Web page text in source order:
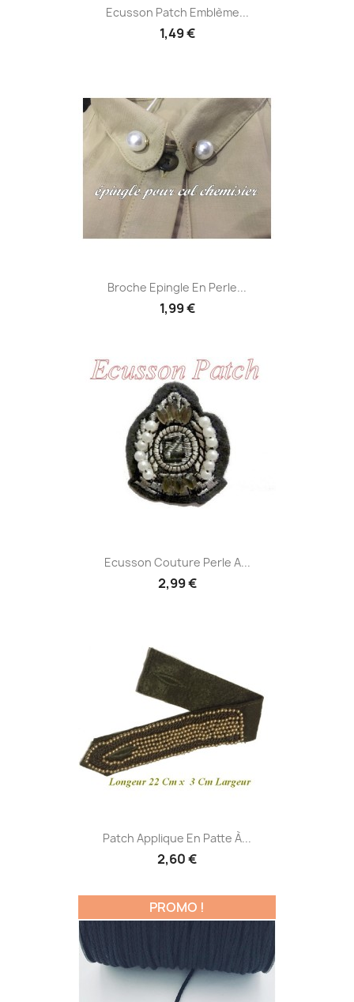
Ecusson Patch Emblème...
1,49 €
Broche Epingle En Perle...
1,99 €
Ecusson Couture Perle A...
2,99 €
Patch Applique En Patte À...
2,60 €
PROMO !